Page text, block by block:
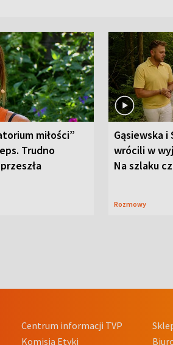
miłości”
Trudno
Gąsiewska i
wrócili w
Na szlaku
Rozmowy
Centrum informacji TVP
Komisja Etyki